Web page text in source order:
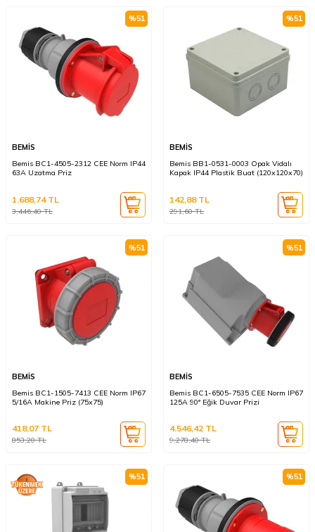
%51
BEMİS
Bemis BC1-4505-2312 CEE Norm IP44
63A Uzatma Priz
3.446,40TL
1.688,74TL
%51
BEMİS
Bemis BB1-0531-0003 Opak Vidalı
Kapak IP44 Plastik Buat (120x120x70)
291,60TL
142,88TL
%51
BEMİS
Bemis BC1-1505-7413 CEE Norm IP67
5/16A Makine Priz (75x75)
853,20TL
418,07 TL
%51
BEMİS
Bemis BC1-6505-7535 CEE Norm IP67
125A 90° Eğik Duvar Prizi
9.278,40TL
4.546,42 TL
%51 %51